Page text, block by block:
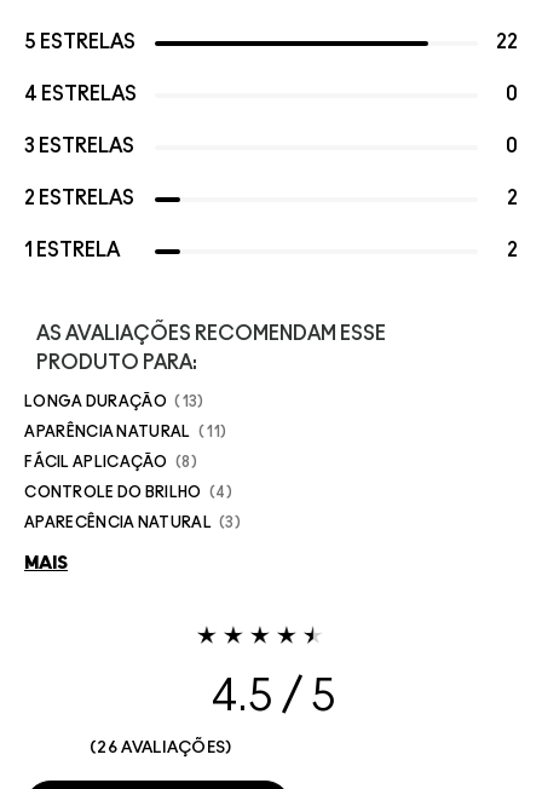
5 ESTRELAS 22
4 ESTRELAS 0
3 ESTRELAS 0
2 ESTRELAS 2
1 ESTRELA 2
AS AVALIAÇÕES RECOMENDAM ESSE
PRODUTO PARA:
LONGA DURAÇÃO 13
APARÊNCIA NATURAL 11
FÁCIL APLICAÇÃO 8
CONTROLE DO BRILHO 4
APARECÊNCIA NATURAL 3
MAIS
4.5
26 AVALIAÇÕES